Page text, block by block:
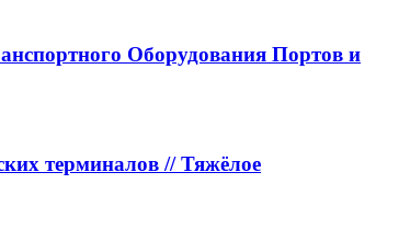
Оборудования Портов и
терминалов // Тяжёлое